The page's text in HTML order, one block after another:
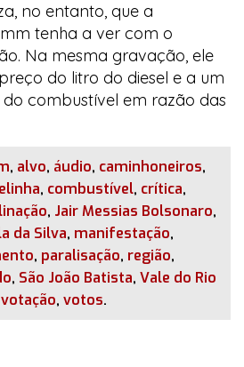
no entanto, que a
tenha a ver com o
Na mesma gravação, ele
do litro do diesel e a um
combustível em razão das
, alvo, áudio, caminhoneiros,
, combustível, crítica,
, Jair Messias Bolsonaro,
da Silva, manifestação,
, paralisação, região,
, São João Batista, Vale do Rio
votação, votos.